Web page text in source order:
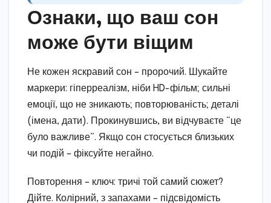
Ознаки, що ваш сон
може бути віщим
Не кожен яскравий сон – пророчий. Шукайте
маркери: гіперреалізм, ніби HD-фільм; сильні
емоції, що не зникають; повторюваність; деталі
(імена, дати). Прокинувшись, ви відчуваєте “це
було важливе”. Якщо сон стосується близьких
чи подій – фіксуйте негайно.
Повторення – ключ: тричі той самий сюжет?
Дійте. Колірний, з запахами – підсвідомість